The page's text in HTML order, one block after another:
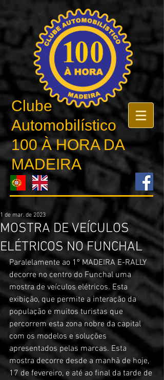
Clube
Automobilístico
100 À HORA DA
MADEIRA
MOSTRA DE VEÍCULOS
ELÉTRICOS NO FUNCHAL
1 de mar. de 2023
Paralelamente ao 1º MADEIRA E-RALLY
decorre no centro do Funchal uma
mostra de veículos elétricos. Esta
exibição, que permite a interação da
população e muitos turistas que
percorrem esta zona nobre da capital
com os modelos e soluções
apresentados pelas marcas. Esta
mostra decorre desde a manhã de hoje,
17 de fevereiro, e até ao final da tarde de